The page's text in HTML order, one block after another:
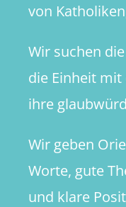
von
Wir suchen
die Einheit mit
ihre
Wir geben
Worte, gute
und klare